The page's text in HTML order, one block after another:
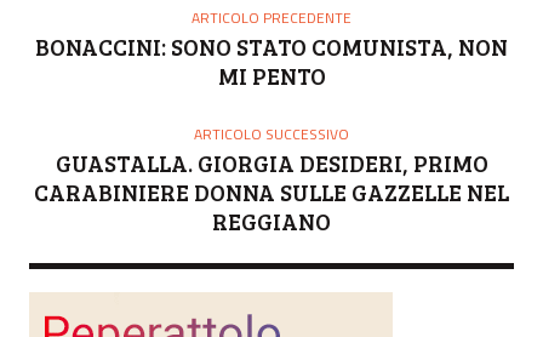
R
ARTICOLO PRECEDENTE
BONACCINI: SONO STATO COMUNISTA, NON
MI PENTO
ARTICOLO SUCCESSIVO
GUASTALLA. GIORGIA DESIDERI, PRIMO
CARABINIERE DONNA SULLE GAZZELLE NEL
REGGIANO